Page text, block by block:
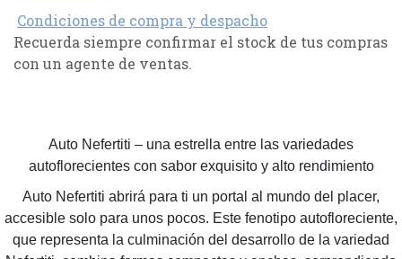
Condiciones de compra y despacho
Recuerda siempre confirmar el stock de tus compras
con un agente de ventas.
Auto Nefertiti – una estrella entre las variedades
autoflorecientes con sabor exquisito y alto rendimiento
Auto Nefertiti abrirá para ti un portal al mundo del placer,
accesible solo para unos pocos. Este fenotipo autofloreciente,
que representa la culminación del desarrollo de la variedad